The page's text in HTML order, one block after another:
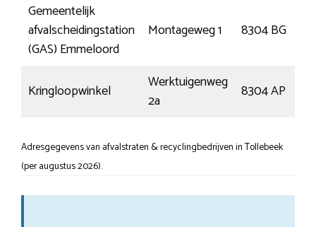
Gemeentelijk
afvalscheidingstation
(GAS) Emmeloord
Montageweg 1 8304 BG
Kringloopwinkel
Werktuigenweg
2a
8304 AP
Adresgegevens van afvalstraten & recyclingbedrijven in Tollebeek
(per augustus 2026).